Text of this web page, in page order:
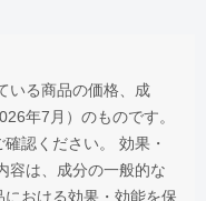
いる商品の価格、成
年7月）のものです。
認ください。 効果・
容は、成分の一般的な
おける効果・効能を保